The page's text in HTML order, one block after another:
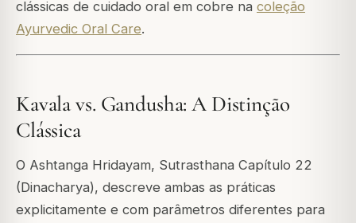
clássicas de cuidado oral em cobre na coleção
Ayurvedic Oral Care.
Kavala vs. Gandusha: A Distinção
Clássica
O Ashtanga Hridayam, Sutrasthana Capítulo 22
(Dinacharya), descreve ambas as práticas
explicitamente e com parâmetros diferentes para